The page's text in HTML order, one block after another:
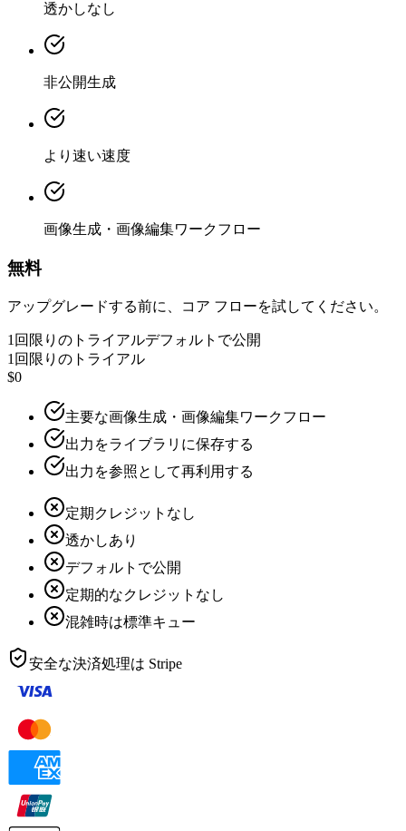
透かしなし
非公開生成
より速い速度
画像生成・画像編集ワークフロー
無料
アップグレードする前に、コア フローを試してください。
1回限りのトライアルデフォルトで公開
1回限りのトライアル
$0
主要な画像生成・画像編集ワークフロー
出力をライブラリに保存する
出力を参照として再利用する
定期クレジットなし
透かしあり
デフォルトで公開
定期的なクレジットなし
混雑時は標準キュー
安全な決済処理は Stripe